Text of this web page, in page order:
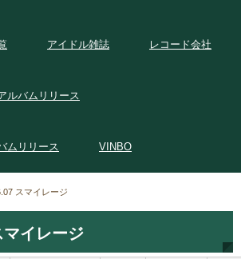
アイドル雑誌 レコード会社
ルバムリリース
ムリリース VINBO
スマイレージ
イレージ